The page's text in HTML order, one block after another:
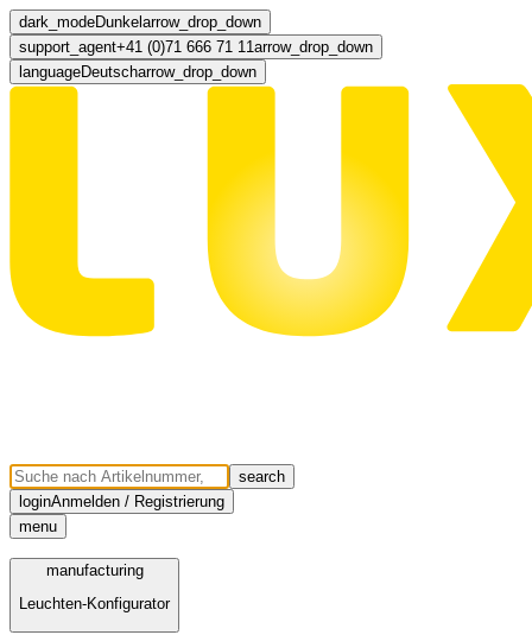
dark_modeDunkel arrow_drop_down
support_agent+41 (0)71 666 71 11arrow_drop_down
languageDeutscharrow_drop_down
search
loginAnmelden / Registrierung
menu
Menü
manufacturing
manufacturing
Leuchten-Konfigurator